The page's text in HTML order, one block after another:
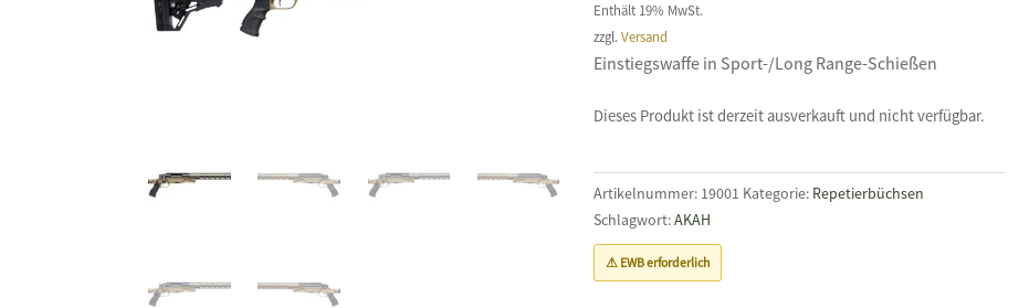
Enthält 19% MwSt.
zzgl. Versand
Einstiegswaffe in Sport-/Long Range-Schießen
Dieses Produkt ist derzeit ausverkauft und nicht verfügbar.
Artikelnummer: 19001 Kategorie: Repetierbüchsen
Schlagwort:AKAH
⚠ EWB erforderlich